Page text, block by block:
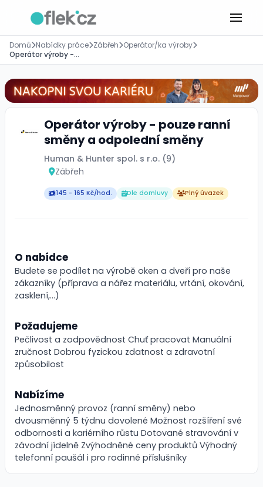
Domů Nabídky práce Zábřeh Operátor/ka výroby
Operátor výroby - pouze ranní směny a odpolední směny
Operátor výroby - pouze ranní
směny a odpolední směny
Human & Hunter spol. s r.o. (9)
Zábřeh
145 - 165 Kč/hod. Dle domluvy Plný úvazek
O nabídce
Budete se podílet na výrobě oken a dveří pro naše
zákazníky (příprava a nářez materiálu, vrtání, okování,
zasklení,…)
Požadujeme
Pečlivost a zodpovědnost Chuť pracovat Manuální
zručnost Dobrou fyzickou zdatnost a zdravotní
způsobilost
Nabízíme
Jednosměnný provoz (ranní směny) nebo
dvousměnný 5 týdnu dovolené Možnost rozšíření své
odbornosti a kariérního růstu Dotované stravování v
závodní jídelně Zvýhodněné ceny produktů Výhodný
telefonní paušál i pro rodinné příslušníky